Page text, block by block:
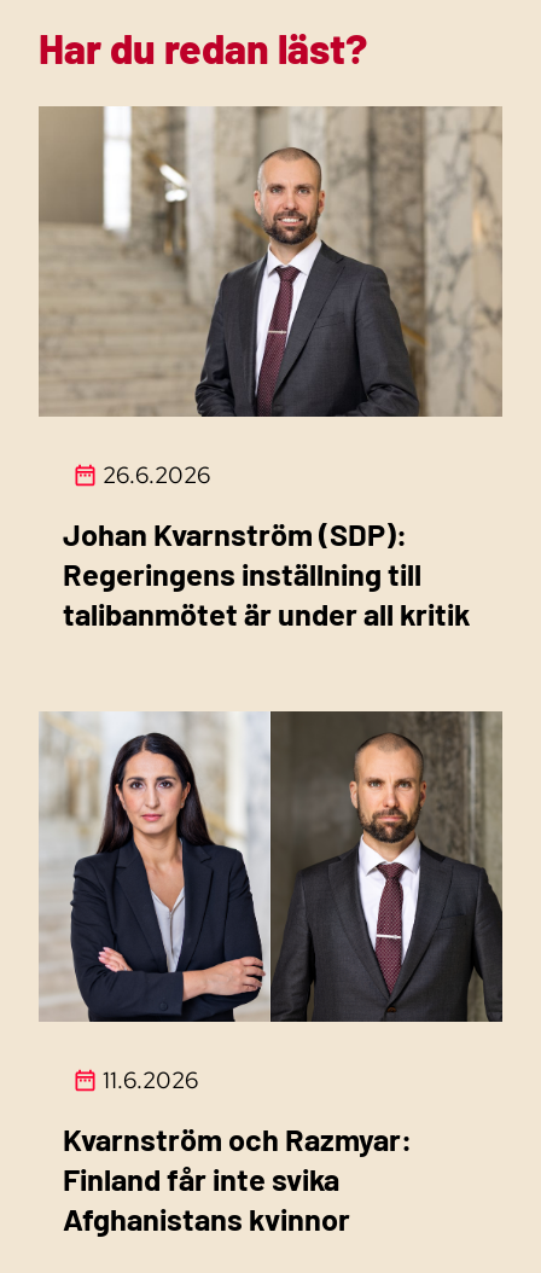
Har du redan läst?
26.6.2026
Johan Kvarnström (SDP):
Regeringens inställning till
talibanmötet är under all kritik
11.6.2026
Kvarnström och Razmyar:
Finland får inte svika
Afghanistans kvinnor